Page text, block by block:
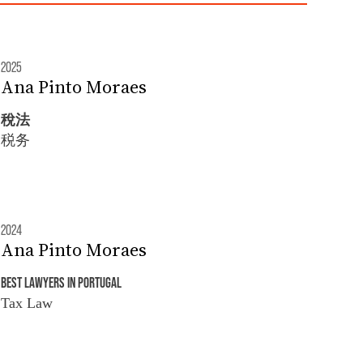
2025
Ana Pinto Moraes
稅法
税务
2024
Ana Pinto Moraes
BEST LAWYERS IN PORTUGAL
Tax Law